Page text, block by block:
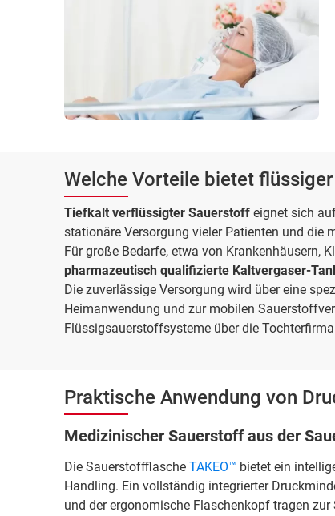
Welche Vorteile bietet
Tiefkalt verflüssigter Sauerstoff eignet sich
stationäre Versorgung vieler Patienten und die
Für große Bedarfe, etwa von Krankenhäusern,
pharmazeutisch qualifizierte Kaltvergaser-
Die zuverlässige Versorgung wird über eine
Heimanwendung und zur mobilen
Flüssigsauerstoffsysteme über die Tochterfirma
Praktische Anwendung von
Medizinischer Sauerstoff aus der
Die Sauerstoffflasche TAKEO™ bietet ein
Handling. Ein vollständig integrierter
und der ergonomische Flaschenkopf tragen